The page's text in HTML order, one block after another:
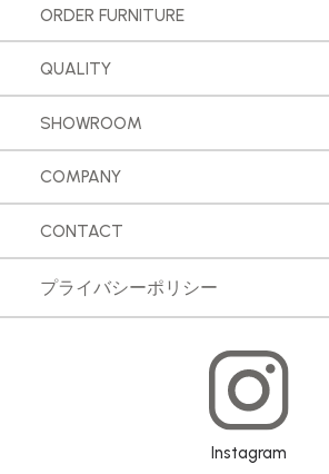
ORDER FURNITURE
QUALITY
SHOWROOM
COMPANY
CONTACT
プライバシーポリシー
Instagram